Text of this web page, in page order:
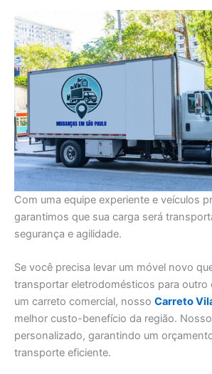
Com uma equipe experiente e veículos
garantimos que sua carga será
segurança e agilidade.
Se você precisa levar um móvel novo
transportar eletrodomésticos para outro
um carreto comercial, nosso Carreto
melhor custo-benefício da região.
personalizado, garantindo um
transporte eficiente.